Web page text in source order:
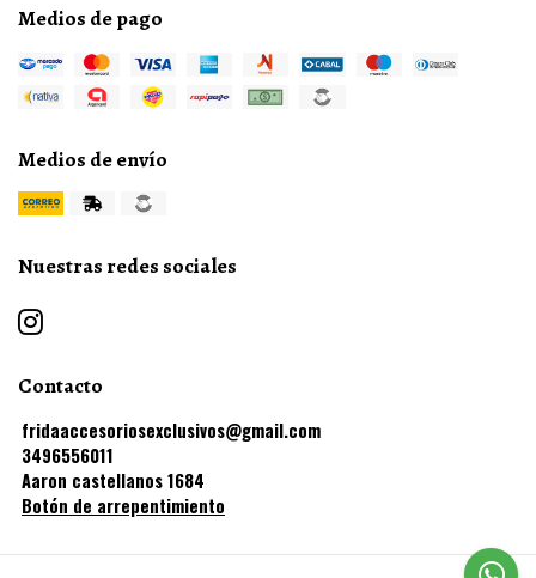
Medios de pago
Medios de envío
Nuestras redes sociales
Contacto
fridaaccesoriosexclusivos@gmail.com
3496556011
Aaron castellanos 1684
Botón de arrepentimiento